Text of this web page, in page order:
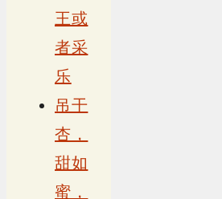
王或
者采
乐
吊干
杏，
甜如
蜜，